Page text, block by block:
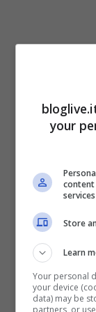
La
un mega
riesce
Tutti
ultimo
per l’ultima
your
content
Store
Learn
Your personal
your device
data) may be
partners, or